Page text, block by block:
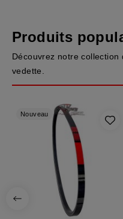
Produits
Découvrez notre collection
vedette.
Nouveau